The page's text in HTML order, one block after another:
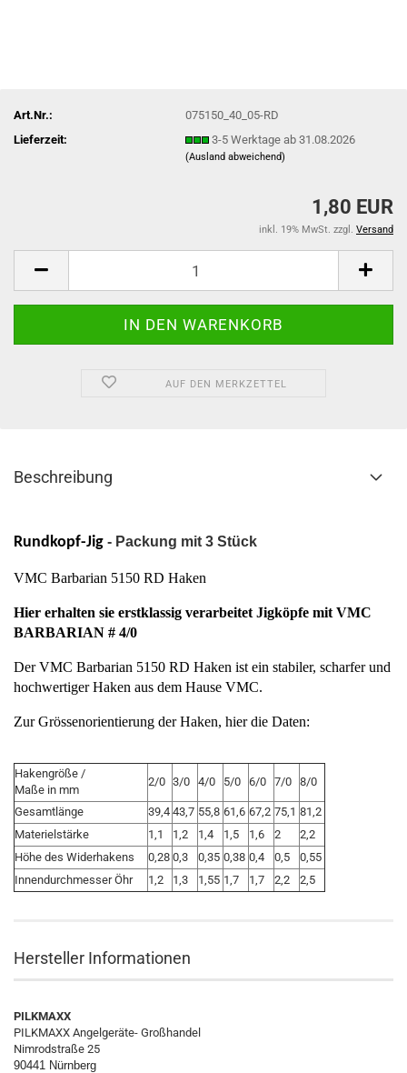
Art.Nr.:
075150_40_05-RD
Lieferzeit:
3-5 Werktage ab 31.08.2026
(Ausland abweichend)
1,80 EUR
inkl. 19% MwSt. zzgl. Versand
AUF DEN MERKZETTEL
Beschreibung
Rundkopf-Jig - Packung mit 3 Stück
VMC Barbarian 5150 RD Haken
Hier erhalten sie erstklassig verarbeitet Jigköpfe mit VMC
BARBARIAN # 4/0
Der VMC Barbarian 5150 RD Haken ist ein stabiler, scharfer und
hochwertiger Haken aus dem Hause VMC.
Zur Grössenorientierung der Haken, hier die Daten:
Hakengröße /
Maße in mm
2/0 3/0 4/0 5/0 6/0 7/0 8/0
Gesamtlänge 39,4 43,7 55,8 61,6 67,2 75,1 81,2
Materielstärke
1,1 1,2 1,4 1,5 1,6 2
2,2
Höhe des Widerhakens
0,28 0,3 0,35 0,38 0,4 0,5
0,55
Innendurchmesser Öhr
1,2 1,3 1,55 1,7 1,7 2,2 2,5
Hersteller Informationen
PILKMAXX
PILKMAXX Angelgeräte- Großhandel
Nimrodstraße 25
90441 Nürnberg